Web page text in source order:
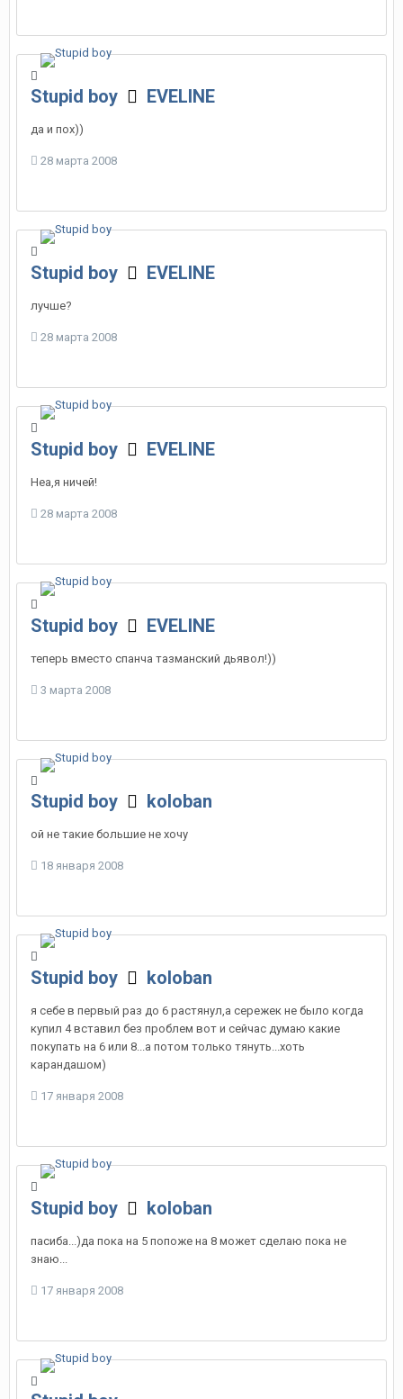
Stupid boy EVELINE
да и пох))
28 марта 2008
Stupid boy EVELINE
лучше?
28 марта 2008
Stupid boy EVELINE
Неа,я ничей!
28 марта 2008
Stupid boy EVELINE
теперь вместо спанча тазманский дьявол!))
3 марта 2008
Stupid boy koloban
ой не такие большие не хочу
18 января 2008
Stupid boy koloban
я себе в первый раз до 6 растянул,а сережек не было когда
купил 4 вставил без проблем вот и сейчас думаю какие
покупать на 6 или 8...а потом только тянуть...хоть
карандашом)
17 января 2008
Stupid boy koloban
пасиба...)да пока на 5 попоже на 8 может сделаю пока не
знаю...
17 января 2008